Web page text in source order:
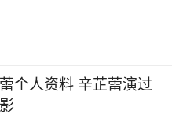
热巴演艺经历
个人资料 辛芷蕾演过